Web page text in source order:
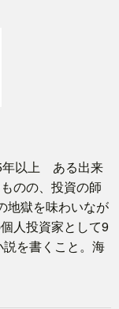
年以上 ある出来
のの、投資の師
地獄を味わいなが
人投資家として9
を書くこと。海